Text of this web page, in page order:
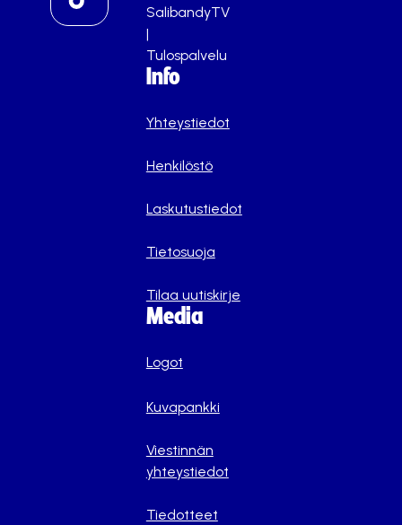
SalibandyTV
|
Tulospalvelu
Info
Yhteystiedot
Henkilöstö
Laskutustiedot
Tietosuoja
Tilaa uutiskirje
Media
Logot
Kuvapankki
Viestinnän
yhteystiedot
Tiedotteet